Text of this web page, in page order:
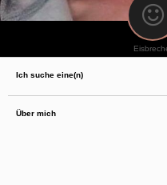
bestimmten Websites und
standardmäßig eine große Anzahl
dass sie sich für Minderjährige
Wenden Sie sich an Ihren
danach.
Internetbrowsers vertraut, so dass
Ihren minderjährigen Kindern
Kinder auf den Besuch
bestimmte Websites nicht für sie
Verlaufs das Interesse Ihres
Sprechen Sie mit Ihren Kindern.
sie Fremden, z. B. auf einer Chat-
Bringen Sie ihnen auch bei, dass
Ich suche eine(n)
Über mich